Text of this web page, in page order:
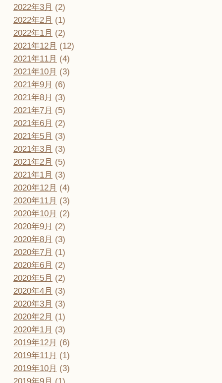
2022年3月 (2)
2022年2月 (1)
2022年1月 (2)
2021年12月 (12)
2021年11月 (4)
2021年10月 (3)
2021年9月 (6)
2021年8月 (3)
2021年7月 (5)
2021年6月 (2)
2021年5月 (3)
2021年3月 (3)
2021年2月 (5)
2021年1月 (3)
2020年12月 (4)
2020年11月 (3)
2020年10月 (2)
2020年9月 (2)
2020年8月 (3)
2020年7月 (1)
2020年6月 (2)
2020年5月 (2)
2020年4月 (3)
2020年3月 (3)
2020年2月 (1)
2020年1月 (3)
2019年12月 (6)
2019年11月 (1)
2019年10月 (3)